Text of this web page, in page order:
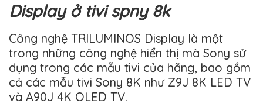
Display ở tivi spny 8k
Công nghệ TRILUMINOS Display là một
trong những công nghệ hiển thị mà Sony sử
dụng trong các mẫu tivi của hãng, bao gồm
cả các mẫu tivi Sony 8K như Z9J 8K LED TV
và A90J 4K OLED TV.